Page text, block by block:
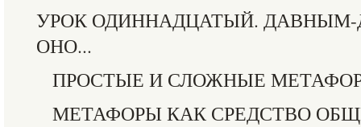
УРОК ОДИННАДЦАТЫЙ.
ОНО...
ПРОСТЫЕ И СЛОЖНЫЕ
МЕТАФОРЫ КАК СРЕДСТВО